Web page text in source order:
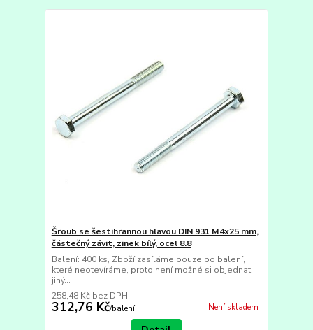
Šroub se šestihrannou hlavou DIN 931 M4x25 mm,
částečný závit, zinek bílý, ocel 8.8
Balení: 400 ks, Zboží zasíláme pouze po balení,
které neotevíráme, proto není možné si objednat
jiný...
312,76 Kč/balení
258,48 Kč bez DPH
Není skladem